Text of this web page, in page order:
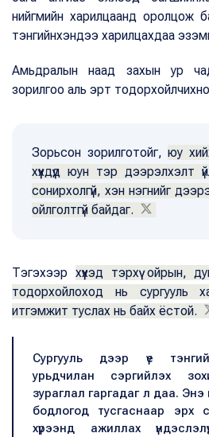
нийгмийн харилцаанд оролцож
тэнгийнхэндээ харилцахдаа
Амьдралын наад захын ур
зорилгоо аль эрт
Зорьсон зорилготойг,юу
хүүхдүүд юун тэр дээрэлхэлт
сонирхолгүй, хэн нэгнийг
ойлголтгүй байдаг.
Тэгэхээр хүүхэд тэрхүү ойрын,
тодорхойлоход нь сургууль
итгэмжит туслах нь байх ёстой.
Сургууль дээр үе
урьдчилан сэргийлэх
зураглал гаргадаг л даа. Энэ
бодлогод тусгаснаар эрх
хүрээнд ажиллах